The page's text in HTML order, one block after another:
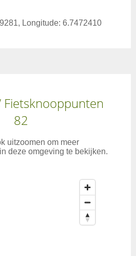
Longitude: 6.7472410
Fietsknooppunten
82
uitzoomen om meer
deze omgeving te bekijken.